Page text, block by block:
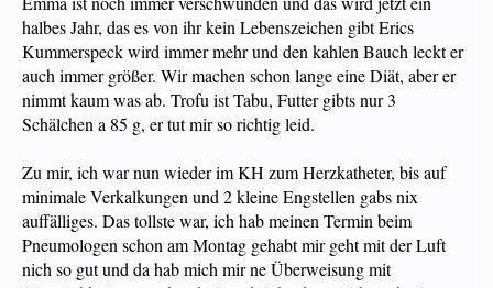
halbes Jahr, das es von ihr kein Lebenszeichen gibt Erics
Kummerspeck wird immer mehr und den kahlen Bauch leckt er
auch immer größer. Wir machen schon lange eine Diät, aber er
nimmt kaum was ab. Trofu ist Tabu, Futter gibts nur 3
Schälchen a 85 g, er tut mir so richtig leid.
Zu mir, ich war nun wieder im KH zum Herzkatheter, bis auf
minimale Verkalkungen und 2 kleine Engstellen gabs nix
auffälliges. Das tollste war, ich hab meinen Termin beim
Pneumologen schon am Montag gehabt mir geht mit der Luft
nich so gut und da hab mich mir ne Überweisung mit